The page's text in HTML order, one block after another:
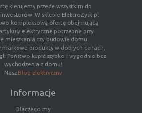
kierujemy przede wszystkim do
W sklepie ElektroZysk.pl
kompleksową ofertę obejmującą
elektryczne potrzebne przy
mieszkania czy budowie domu.
markowe produkty w dobrych cenach,
Państwo kupić szybko i wygodnie bez
wychodzenia z domu!
Nasz Blog elektryczny
Informacje
Dlaczego my